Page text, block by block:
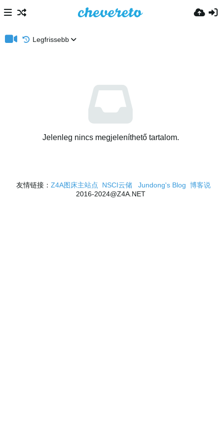
Legfrissebb
Jelenleg nincs megjeleníthető tartalom.
友情链接： Z4A图床主站点 NSCI云储 Jundong's Blog 博客说
2016-2024@Z4A.NET